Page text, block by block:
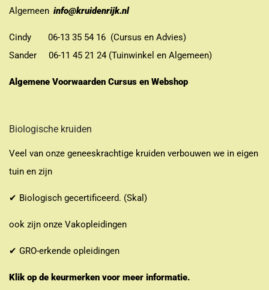
Algemeen info@kruidenrijk.nl
Cindy 06-13 35 54 16 (Cursus en Advies)
Sander 06-11 45 21 24 (Tuinwinkel en Algemeen)
Algemene Voorwaarden Cursus en Webshop
Biologische kruiden
Veel van onze geneeskrachtige kruiden verbouwen we in eigen
tuin en zijn
✔ Biologisch gecertificeerd. (Skal)
ook zijn onze Vakopleidingen
✔ GRO-erkende opleidingen
Klik op de keurmerken voor meer informatie.